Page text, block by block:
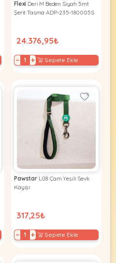
Flexi Deri M Beden Siyah 5mt
Şerit Tasma ADP-235-180005S
24.376,95₺
− + Sepete Ekle
PawstarL08 Çam Yeşili Sevk
Kayışı
317,25₺
− + Sepete Ekle